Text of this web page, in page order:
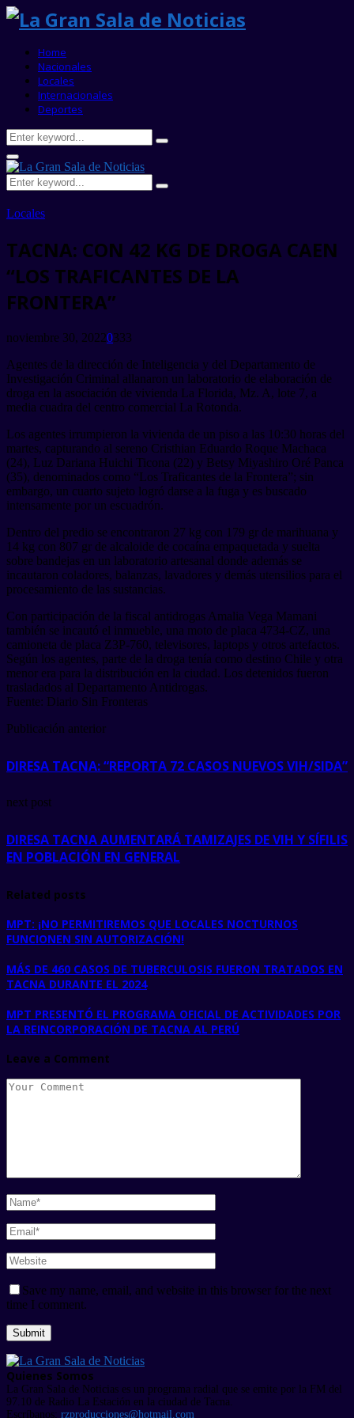
Home
Nacionales
Locales
Internacionales
Deportes
Search
for:
Search
Primary
Menu
Search
for:
Search
Locales
TACNA: CON 42 KG DE DROGA CAEN
“LOS TRAFICANTES DE LA
FRONTERA”
noviembre 30, 20220333
Agentes de la dirección de Inteligencia y del Departamento de
Investigación Criminal allanaron un laboratorio de elaboración de
droga en la asociación de vivienda La Florida, Mz. A, lote 7, a
media cuadra del centro comercial La Rotonda.
Los agentes irrumpieron la vivienda de un piso a las 10:30 horas del
martes, capturando al sereno Cristhian Eduardo Roque Machaca
(24), Luz Dariana Huichi Ticona (22) y Betsy Miyashiro Oré Panca
(35), denominados como “Los Traficantes de la Frontera”; sin
embargo, un cuarto sujeto logró darse a la fuga y es buscado
intensamente por un escuadrón.
Dentro del predio se encontraron 27 kg con 179 gr de marihuana y
14 kg con 807 gr de alcaloide de cocaína empaquetada y suelta
sobre bandejas en un laboratorio artesanal donde además se
incautaron coladores, balanzas, lavadores y demás utensilios para el
procesamiento de las sustancias.
Con participación de la fiscal antidrogas Amalia Vega Mamani
también se incautó el inmueble, una moto de placa 4734-CZ, una
camioneta de placa Z3P-760, televisores, laptops y otros artefactos.
Según los agentes, parte de la droga tenía como destino Chile y otra
menor era para la distribución en la ciudad. Los detenidos fueron
trasladados al Departamento Antidrogas.
Fuente: Diario Sin Fronteras
Publicación anterior
DIRESA TACNA: “REPORTA 72 CASOS NUEVOS VIH/SIDA”
next post
DIRESA TACNA AUMENTARÁ TAMIZAJES DE VIH Y SÍFILIS
EN POBLACIÓN EN GENERAL
Related posts
MPT: ¡NO PERMITIREMOS QUE LOCALES NOCTURNOS
FUNCIONEN SIN AUTORIZACIÓN!
MÁS DE 460 CASOS DE TUBERCULOSIS FUERON TRATADOS EN
TACNA DURANTE EL 2024
MPT PRESENTÓ EL PROGRAMA OFICIAL DE ACTIVIDADES POR
LA REINCORPORACIÓN DE TACNA AL PERÚ
Leave a Comment
Save my name, email, and website in this browser for the next
time I comment.
Quienes Somos
La Gran Sala de Noticias es un programa radial que se emite por la FM del
97.10 de Radio La Estación en la ciudad de Tacna.
Escríbanos: rzproducciones@hotmail.com